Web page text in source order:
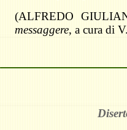
(ALFREDO
messaggere, a cura di